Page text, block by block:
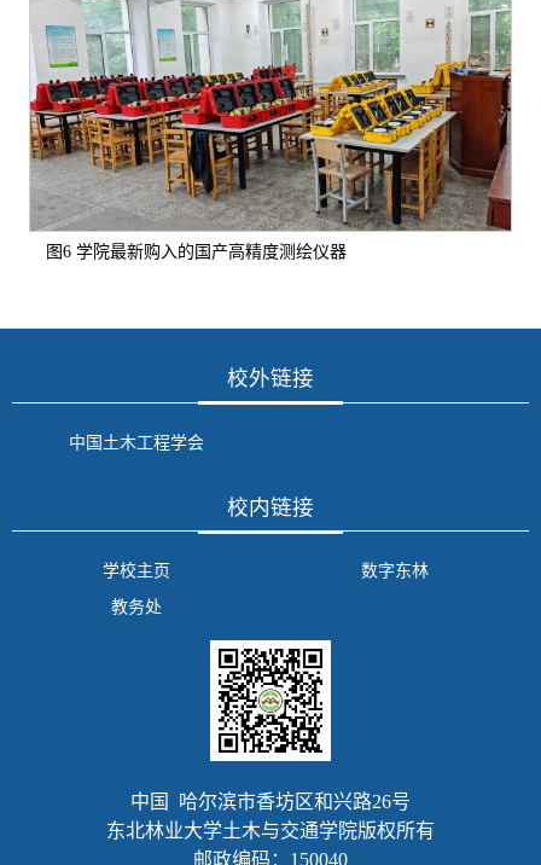
图6 学院最新购入的国产高精度测绘仪器
校外链接
中国土木工程学会
校内链接
学校主页
数字东林
教务处
中国 哈尔滨市香坊区和兴路26号
东北林业大学土木与交通学院版权所有
邮政编码：150040